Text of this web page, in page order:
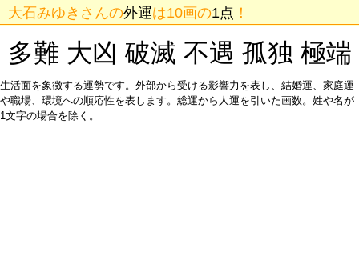
大石みゆきさんの外運は10画の1点 ！
多難 大凶 破滅 不遇 孤独 極端
生活面を象徴する運勢です。外部から受ける影響力を表し、結婚運、家庭運
や職場、環境への順応性を表します。総運から人運を引いた画数。姓や名が
1文字の場合を除く。